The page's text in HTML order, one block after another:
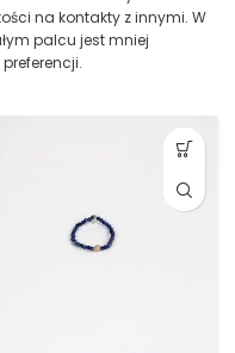
na kontakty z innymi. W
palcu jest mniej